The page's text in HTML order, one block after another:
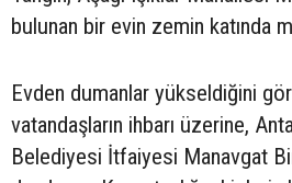
bulunan bir evin zemin katında
Evden dumanlar yükseldiğini
vatandaşların ihbarı üzerine,
Belediyesi İtfaiyesi Manavgat